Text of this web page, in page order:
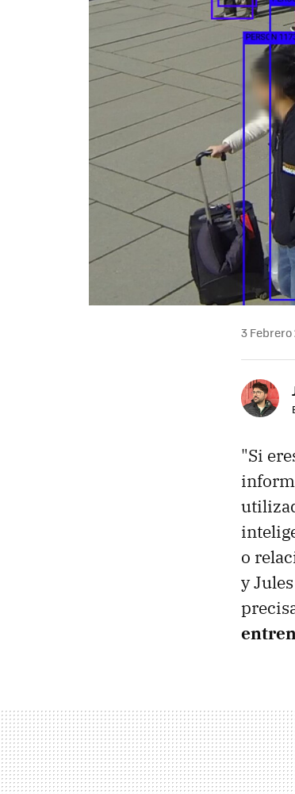
3 Febrero
"Si
o
y